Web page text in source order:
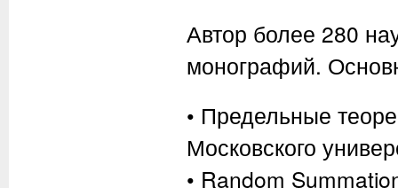
Автор более 280
монографий.
• Предельные
Московского
• Random